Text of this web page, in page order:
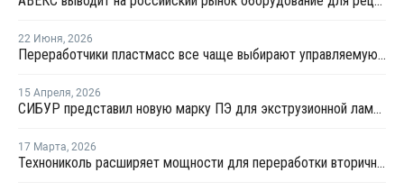
22 Июня, 2026
Переработчики пластмасс все чаще выбирают управляемую вторичную гранулу
15 Апреля, 2026
СИБУР представил новую марку ПЭ для экструзионной ламинации
17 Марта, 2026
Технониколь расширяет мощности для переработки вторичных пластмасс